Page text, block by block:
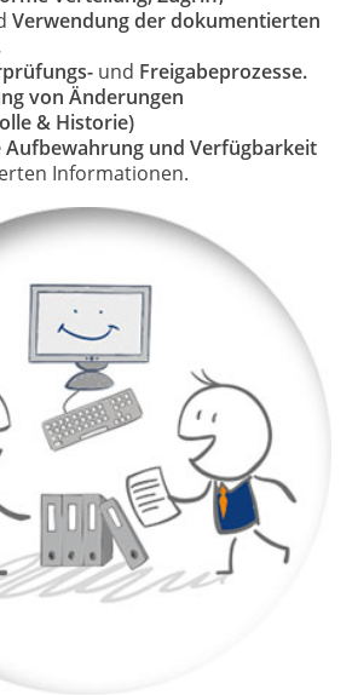
Verwendung der dokumentierten
und Freigabeprozesse.
von Änderungen
& Historie)
Aufbewahrung und Verfügbarkeit
Informationen.